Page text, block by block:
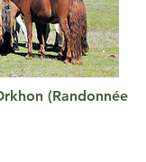
(Randonnée